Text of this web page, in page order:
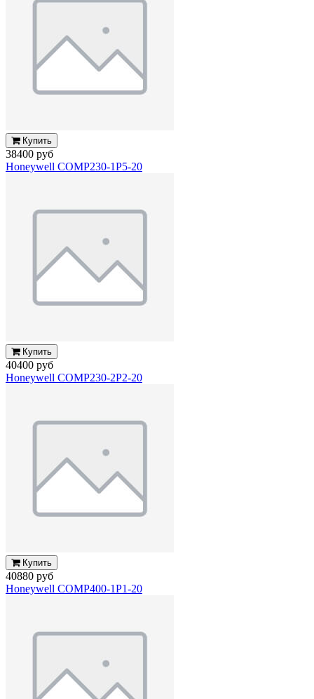
Купить
38400 руб
Honeywell COMP230-1P5-20
Купить
40400 руб
Honeywell COMP230-2P2-20
Купить
40880 руб
Honeywell COMP400-1P1-20